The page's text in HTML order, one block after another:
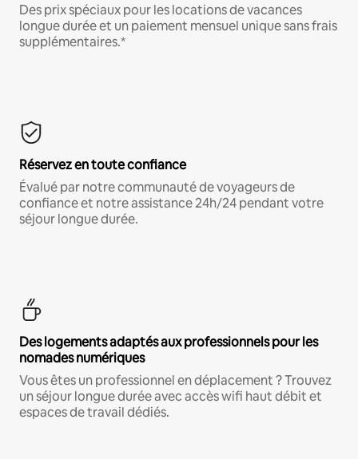
Des prix spéciaux pour les locations de vacances
longue durée et un paiement mensuel unique sans frais
supplémentaires.*
Réservez en toute confiance
Évalué par notre communauté de voyageurs de
confiance et notre assistance 24h/24 pendant votre
séjour longue durée.
Des logements adaptés aux professionnels pour les
nomades numériques
Vous êtes un professionnel en déplacement ? Trouvez
un séjour longue durée avec accès wifi haut débit et
espaces de travail dédiés.